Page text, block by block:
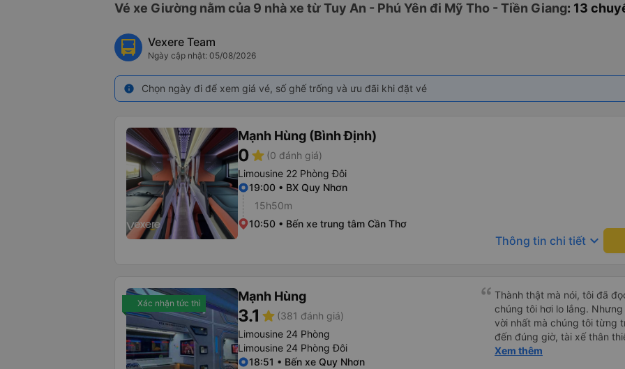
Vé xe Giường nằm của 9 nhà xe từ Tuy An - Phú Yên đi Mỹ Tho - Tiền Giang: 13
Vexere Team
Ngày cập nhật: 05/08/2026
info Chọn ngày đi để xem giá vé, số ghế trống và ưu đãi khi đặt vé
Mạnh Hùng (Bình Định)
0star (0 đánh giá)
Limousine 22 Phòng Đôi
19:00 • BX Quy Nhơn
15h50m
10:50 • Bến xe trung tâm Cần Thơ
Thông tin chi tiết keyboard_arrow_down
Xác nhận tức thì Mạnh Hùng
3.1 star (381 đánh giá)
Limousine 24 Phòng
Limousine 24 Phòng Đôi
18:51 • Bến xe Quy Nhơn
Thành thật mà nói, tôi đã
chúng tôi hơi lo lắng.
vời nhất mà chúng tôi từng
đến đúng giờ, tài xế thân
vẫn hơi xóc, nhưng đó là
Xem thêm